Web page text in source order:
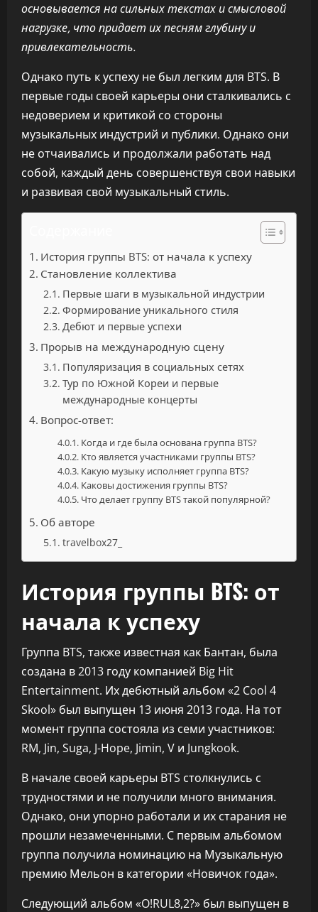
основывается на сильных текстах и смысловой
нагрузке, что придает их песням глубину и
привлекательность.
Однако путь к успеху не был легким для BTS. В
первые годы своей карьеры они сталкивались с
недоверием и критикой со стороны
музыкальных индустрий и публики. Однако они
не отчаивались и продолжали работать над
собой, каждый день совершенствуя свои навыки
и развивая свой музыкальный стиль.
История группы BTS: от начала к успеху
Становление коллектива
Первые шаги в музыкальной индустрии
Формирование уникального стиля
Дебют и первые успехи
Прорыв на международную сцену
Популяризация в социальных сетях
Тур по Южной Кореи и первые
международные концерты
Вопрос-ответ:
Когда и где была основана группа BTS?
Кто является участниками группы BTS?
Какую музыку исполняет группа BTS?
Каковы достижения группы BTS?
Что делает группу BTS такой популярной?
Об авторе
travelbox27_
История группы BTS: от
начала к успеху
Группа BTS, также известная как Бантан, была
создана в 2013 году компанией Big Hit
Entertainment. Их дебютный альбом «2 Cool 4
Skool» был выпущен 13 июня 2013 года. На тот
момент группа состояла из семи участников:
RM, Jin, Suga, J-Hope, Jimin, V и Jungkook.
В начале своей карьеры BTS столкнулись с
трудностями и не получили много внимания.
Однако, они упорно работали и их старания не
прошли незамеченными. С первым альбомом
группа получила номинацию на Музыкальную
премию Мельон в категории «Новичок года».
Следующий альбом «O!RUL8,2?» был выпущен в